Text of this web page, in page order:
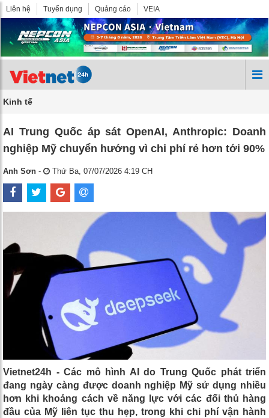
Liên hệ Tuyển dụng Quảng cáo VEIA
Kinh tế
AI Trung Quốc áp sát OpenAI, Anthropic: Doanh
nghiệp Mỹ chuyển hướng vì chi phí rẻ hơn tới 90%
Anh Sơn - Thứ Ba, 07/07/2026 4:19 CH
Vietnet24h - Các mô hình AI do Trung Quốc phát triển
đang ngày càng được doanh nghiệp Mỹ sử dụng nhiều
hơn khi khoảng cách về năng lực với các đối thủ hàng
đầu của Mỹ liên tục thu hẹp, trong khi chi phí vận hành